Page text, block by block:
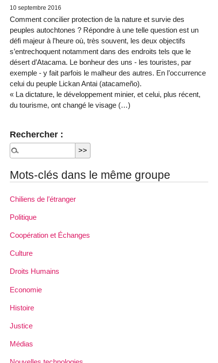
10 septembre 2016
Comment concilier protection de la nature et survie des
peuples autochtones ? Répondre à une telle question est un
défi majeur à l’heure où, très souvent, les deux objectifs
s’entrechoquent notamment dans des endroits tels que le
désert d’Atacama. Le bonheur des uns - les touristes, par
exemple - y fait parfois le malheur des autres. En l’occurrence
celui du peuple Lickan Antai (atacameño).
« La dictature, le développement minier, et celui, plus récent,
du tourisme, ont changé le visage (…)
Rechercher :
Mots-clés dans le même groupe
Chiliens de l’étranger
Politique
Coopération et Échanges
Culture
Droits Humains
Economie
Histoire
Justice
Médias